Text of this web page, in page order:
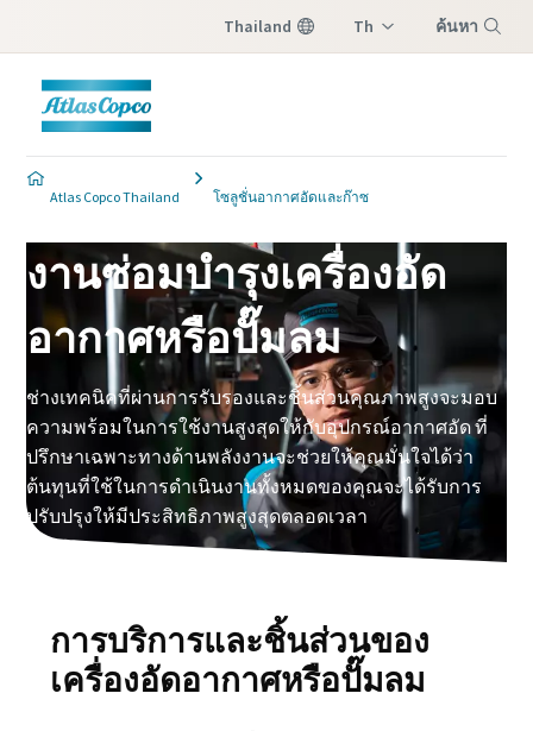
Thailand Th ค้นหา
Atlas Copco Thailand โซลูชั่นอากาศอัดและก๊าซ
งานซ่อมบำรุงเครื่องอัด
อากาศหรือปั๊มลม
ช่างเทคนิคที่ผ่านการรับรองและชิ้นส่วนคุณภาพสูงจะมอบ
ความพร้อมในการใช้งานสูงสุดให้กับอุปกรณ์อากาศอัด ที่
ปรึกษาเฉพาะทางด้านพลังงานจะช่วยให้คุณมั่นใจได้ว่า
ต้นทุนที่ใช้ในการดำเนินงานทั้งหมดของคุณจะได้รับการ
ปรับปรุงให้มีประสิทธิภาพสูงสุดตลอดเวลา
การบริการและชิ้นส่วนของ
เครื่องอัดอากาศหรือปั๊มลม